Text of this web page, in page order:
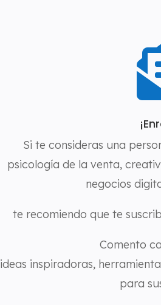
Si te consideras una
psicología de la venta,
negocios
te recomiendo que te
Comento
ideas inspiradoras,
para